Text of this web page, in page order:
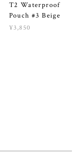
T2 Waterproof
Pouch #3 Beige
¥3,850